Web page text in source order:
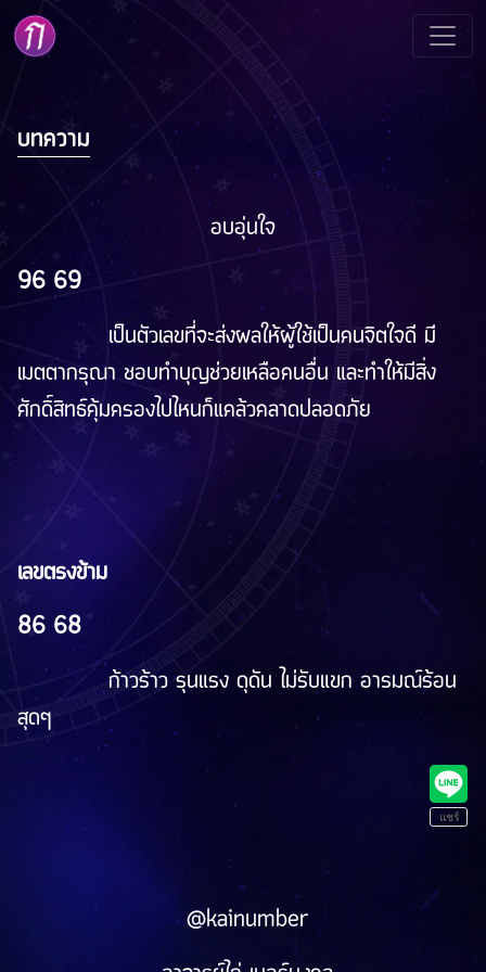
บทความ
อบอุ่นใจ
96 69
เป็นตัวเลขที่จะส่งผลให้ผู้ใช้เป็นคนจิตใจดี มี
เมตตากรุณา ชอบทำบุญช่วยเหลือคนอื่น และทำให้มีสิ่ง
ศักดิ์สิทธ์คุ้มครองไปไหนก็แคล้วคลาดปลอดภัย
เลขตรงข้าม
86 68
ก้าวร้าว รุนแรง ดุดัน ไม่รับแขก อารมณ์ร้อน
สุดๆ
@kainumber